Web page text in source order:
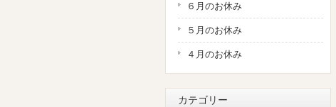
６月のお休み
５月のお休み
４月のお休み
カテゴリー